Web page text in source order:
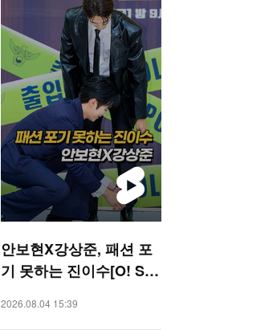
안보현X강상준, 패션 포
기 못하는 진이수[O! ST
2026.08.04 15:39